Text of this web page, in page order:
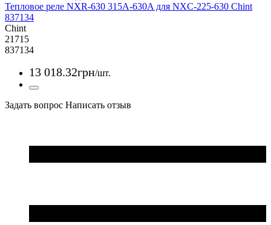
Тепловое реле NXR-630 315A-630A для NXC-225-630 Chint
837134
Chint
21715
837134
13 018.32грн/шт.
Задать вопрос Написать отзыв